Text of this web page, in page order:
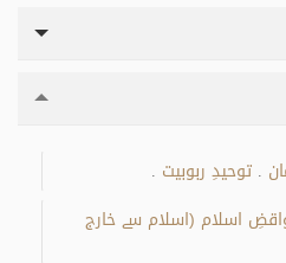
توحیدِ ربوبیت
اسلام (اسلام سے خارج